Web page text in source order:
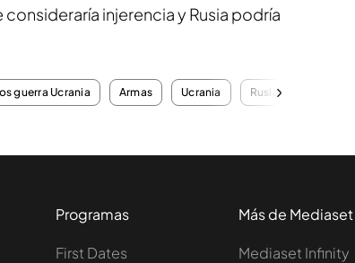
injerencia y Rusia podría
guerra Ucrania Armas Ucrania Rusia
Programas
First Dates
Más de Mediaset
Mediaset Infinity